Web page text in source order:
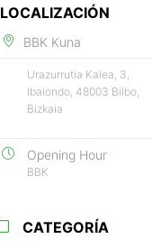
LOCALIZACIÓN
BBK Kuna
Urazurrutia Kalea, 3,
Ibaiondo, 48003 Bilbo,
Bizkaia
Opening Hour
BBK
CATEGORÍA